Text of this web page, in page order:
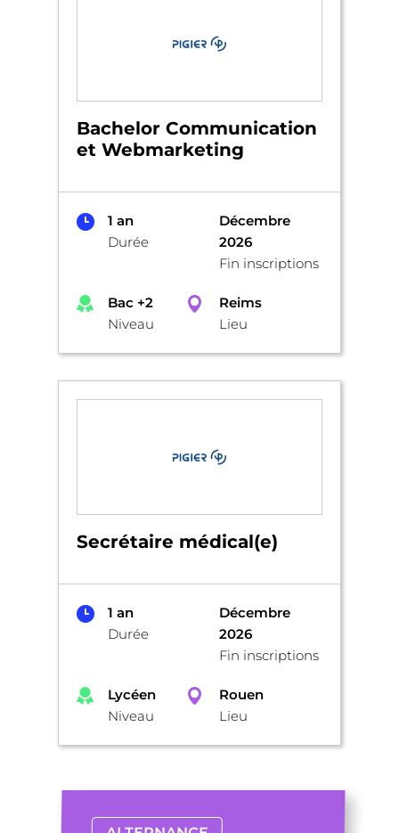
Bachelor Communication
et Webmarketing
1 an
Durée
Décembre
2026
Fin inscriptions
Bac +2
Niveau
Reims
Lieu
Secrétaire médical(e)
1 an
Durée
Décembre
2026
Fin inscriptions
Lycéen
Niveau
Rouen
Lieu